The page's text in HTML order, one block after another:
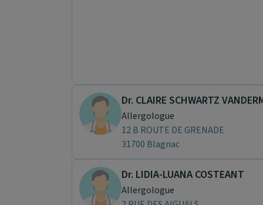
Dr. CLAIRE SCHWARTZ
Allergologue
12 B ROUTE DE GRENADE
31700 Blagnac
Dr. LIDIA-LUANA COSTEANT
Allergologue